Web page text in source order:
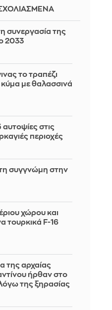
συνεργασία της
2033
το τραπέζι
με θαλασσινά
στις
περιοχές
συγγνώμη στην
χώρου και
τουρκικά F-16
της αρχαίας
ήρθαν στο
της ξηρασίας